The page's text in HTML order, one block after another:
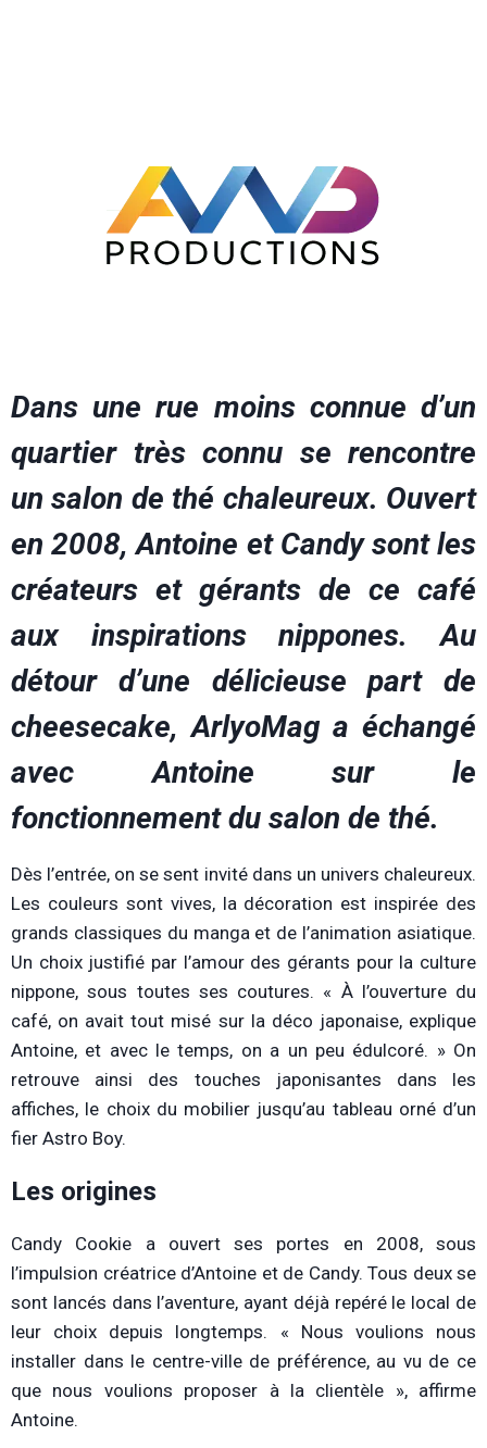
Dans une rue moins connue d’un
quartier très connu se rencontre
un salon de thé chaleureux. Ouvert
en 2008, Antoine et Candy sont les
créateurs et gérants de ce café
aux inspirations nippones. Au
détour d’une délicieuse part de
cheesecake, ArlyoMag a échangé
avec Antoine sur le
fonctionnement du salon de thé.
Dès l’entrée, on se sent invité dans un univers chaleureux.
Les couleurs sont vives, la décoration est inspirée des
grands classiques du manga et de l’animation asiatique.
Un choix justifié par l’amour des gérants pour la culture
nippone, sous toutes ses coutures. « À l’ouverture du
café, on avait tout misé sur la déco japonaise, explique
Antoine, et avec le temps, on a un peu édulcoré. » On
retrouve ainsi des touches japonisantes dans les
affiches, le choix du mobilier jusqu’au tableau orné d’un
fier Astro Boy.
Les origines
Candy Cookie a ouvert ses portes en 2008, sous
l’impulsion créatrice d’Antoine et de Candy. Tous deux se
sont lancés dans l’aventure, ayant déjà repéré le local de
leur choix depuis longtemps. « Nous voulions nous
installer dans le centre-ville de préférence, au vu de ce
que nous voulions proposer à la clientèle », affirme
Antoine.